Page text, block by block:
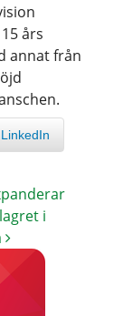
års
annat från
LinkedIn
i